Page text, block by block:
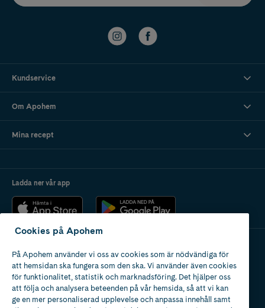
Kundservice
Om Apohem
Mina recept
Ladda ner vår app
Apotek med tillstånd
av Läkemedelsverket
Cookies på Apohem
På Apohem använder vi oss av cookies som är nödvändiga för
att hemsidan ska fungera som den ska. Vi använder även cookies
för funktionalitet, statistik och marknadsföring. Det hjälper oss
att följa och analysera beteenden på vår hemsida, så att vi kan
ge en mer personaliserad upplevelse och anpassa innehåll samt